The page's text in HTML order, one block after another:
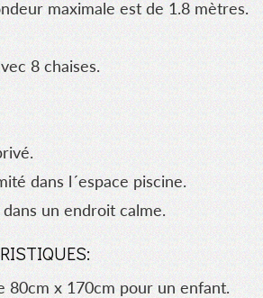
maximale est de 1.8 mètres.
8 chaises.
dans l´espace piscine.
un endroit calme.
80cm x 170cm pour un enfant.